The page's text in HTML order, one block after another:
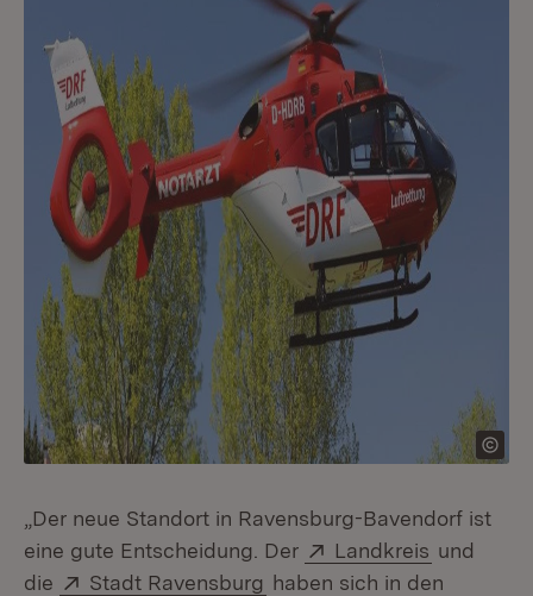
„Der neue Standort in Ravensburg-Bavendorf ist
eine gute Entscheidung. Der
Extern:
Landkreis (Öffnet in
und
die
Extern:
Stadt Ravensburg (Öffnet in neuem Fenster)
haben sich in den